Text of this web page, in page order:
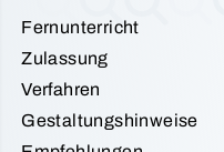
Fernunterricht
Zulassung
Verfahren
Gestaltungshinweise